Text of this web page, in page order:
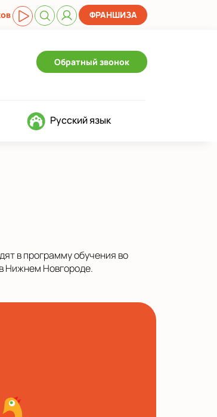
ФРАНШИЗА
Обратный звонок
Русский язык
в программу обучения во
Нижнем Новгороде.